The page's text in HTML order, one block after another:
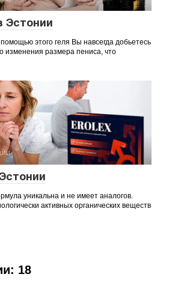
Эстонии
этого геля Вы навсегда добьетесь
изменения размера пениса, что
уникальна и не имеет аналогов.
активных органических веществ
18